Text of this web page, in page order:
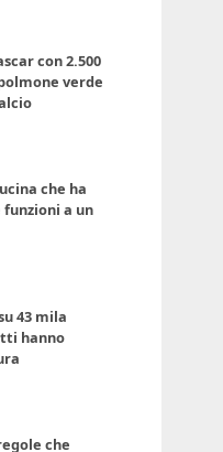
con 2.500
verde
che ha
a un
43 mila
hanno
che